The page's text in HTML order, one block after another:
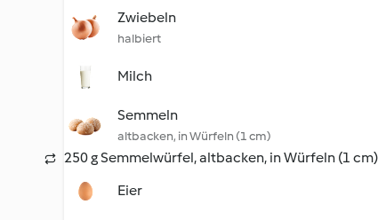
Zwiebeln
halbiert
Milch
Semmeln
altbacken, in Würfeln (1 cm)
250 g Semmelwürfel, altbacken, in Würfeln (1 cm)
Eier